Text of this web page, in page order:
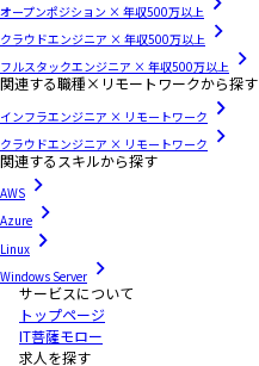
オープンポジション × 年収500万以上
クラウドエンジニア × 年収500万以上
フルスタックエンジニア × 年収500万以上
関連する職種×リモートワークから探す
インフラエンジニア × リモートワーク
クラウドエンジニア × リモートワーク
関連するスキルから探す
AWS
Azure
Linux
Windows Server
サービスについて
トップページ
IT菩薩モロー
求人を探す